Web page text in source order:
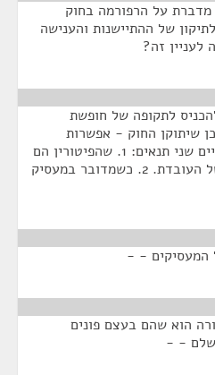
על הרפורמה בחוק
של ההתיישנות והענישה
זה?
לתקופה של חופשת
מכן שיתוקן החוק - אפשרות
למעסיקים לבקש היתר בהתקיים שני תנאים: 1. שהפיטורין הם
לא בקשר לחו0פשת הלידה של העובדת. 2. כשמדובר במעסיק
המעסיקים - -
הוא שהם בעצם פונים
- -